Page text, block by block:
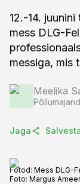
12.-14.
mess DLG-
messiga, mis
Meelika
Jaga
Fotod: Mess DLG-
Foto: Margus